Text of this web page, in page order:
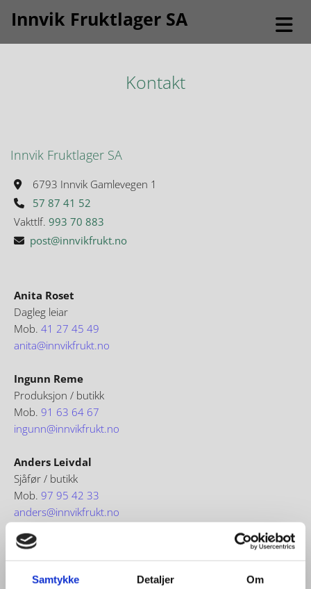
Samtykke Detaljer Om
Innvik Fruktlager SA
Kontakt
Innvik Fruktlager SA
6793 Innvik Gamlevegen 1

57 87 41 52
Vakttlf. 993 70 883
 post@innvikfrukt.no
Anita Roset
Dagleg leiar
Mob. 41 27 45 49
anita@innvikfrukt.no
Ingunn Reme
Produksjon / butikk
Mob. 91 63 64 67
ingunn@innvikfrukt.no
Anders Leivdal
Sjåfør / butikk
Mob. 97 95 42 33
anders@innvikfrukt.no
Innvik Fruktlager er ei sesongbedrift med fyljande
opningstider